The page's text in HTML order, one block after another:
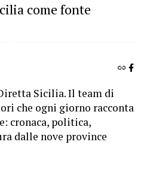
come fonte
Sicilia. Il team di
che ogni giorno racconta
cronaca, politica,
dalle nove province